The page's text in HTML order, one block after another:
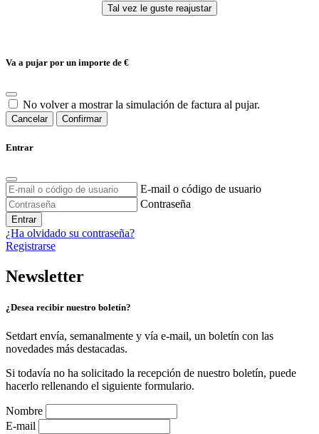
Va a pujar por un importe de €
No volver a mostrar la simulación de factura al pujar.
Cancelar Confirmar
Entrar
E-mail o código de usuario
Contraseña
Entrar
¿Ha olvidado su contraseña?
Registrarse
Newsletter
¿Desea recibir nuestro boletín?
Setdart envía, semanalmente y vía e-mail, un boletín con las
novedades más destacadas.
Si todavía no ha solicitado la recepción de nuestro boletín, puede
hacerlo rellenando el siguiente formulario.
Nombre
E-mail